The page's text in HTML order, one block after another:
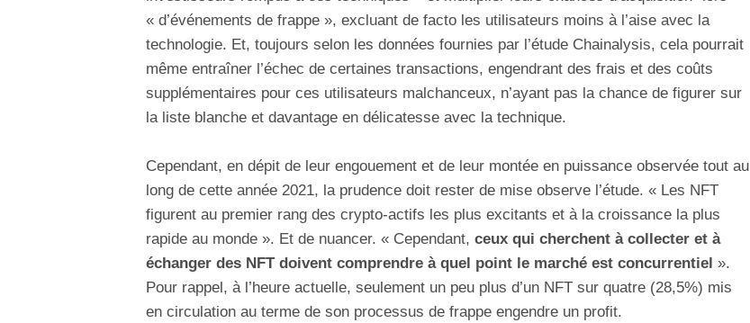
« d’événements de frappe », excluant de facto les utilisateurs moins à l’aise avec la
technologie. Et, toujours selon les données fournies par l’étude Chainalysis, cela pourrait
même entraîner l’échec de certaines transactions, engendrant des frais et des coûts
supplémentaires pour ces utilisateurs malchanceux, n’ayant pas la chance de figurer sur
la liste blanche et davantage en délicatesse avec la technique.
Cependant, en dépit de leur engouement et de leur montée en puissance observée tout au
long de cette année 2021, la prudence doit rester de mise observe l’étude. « Les NFT
figurent au premier rang des crypto-actifs les plus excitants et à la croissance la plus
rapide au monde ». Et de nuancer. « Cependant, ceux qui cherchent à collecter et à
échanger des NFT doivent comprendre à quel point le marché est concurrentiel ».
Pour rappel, à l’heure actuelle, seulement un peu plus d’un NFT sur quatre (28,5%) mis
en circulation au terme de son processus de frappe engendre un profit.